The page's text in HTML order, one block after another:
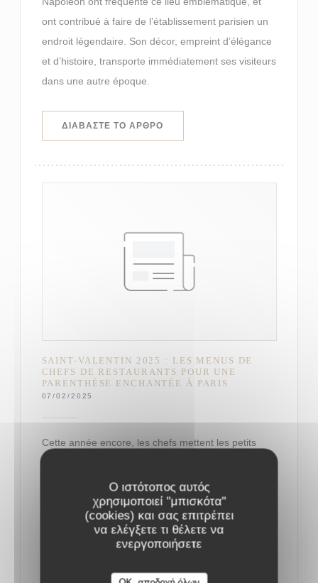
Ο ιστότοπος αυτός
χρησιμοποιεί "μπισκότα"
(cookies) και σας επιτρέπει
να ελέγξετε τι θέλετε να
ενεργοποιήσετε
ont contribué à faire de l’établissement parisien un
endroit légendaire. Son décor, empreint d’élégance
et d’histoire, transporte immédiatement ses visiteurs
dans une autre époque.
ΔΙΑΒΆΣΤΕ ΤΟ ΆΡΘΡΟ
SAINT-VALENTIN 2025 : LES MENUS DE
CHEFS DE RESTAURANTS POUR UNE
PARENTHÈSE ENCHANTÉE À PARIS
07/02/2025
Cette année encore, les chefs mettent les petits
Le 14 février, tout doit être parfait : qu’on soit
adepte d’ambiance romantique et de lumières
tamisées, ou d’une ambiance plus festive, le dîner